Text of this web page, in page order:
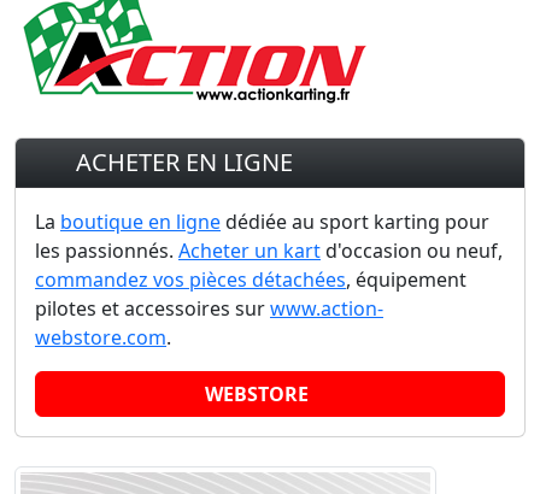
ACHETER EN LIGNE
La boutique en lignedédiée au sport karting pour
les passionnés. Acheter un kartd'occasion ou neuf,
commandez vos pièces détachées, équipement
pilotes et accessoires surwww.action-
webstore.com.
WEBSTORE